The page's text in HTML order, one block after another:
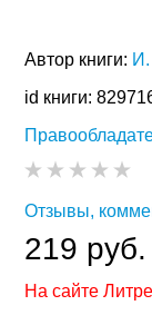
Автор книги:
id книги:
Отзывы,
219 руб.
На сайте